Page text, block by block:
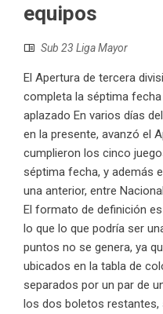
equipos
Sub 23 Liga Mayor
El Apertura de tercera
completa la séptima
aplazado En varios días
en la presente, avanzó el
cumplieron los cinco
séptima fecha, y además
una anterior, entre
El formato de definición
lo que lo que podría ser
puntos no se genera, ya
ubicados en la tabla de
separados por un par de
los dos boletos restantes,